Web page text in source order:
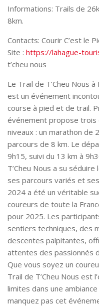
Informations: Trails de
8km.
Contacts: Courir C’est le
Site : https://lahague-
t’cheu nous
Le Trail de T’Cheu Nous
est un événement
course à pied et de trail.
événement propose trois
niveaux : un marathon de
parcours de 8 km. Le
9h15, suivi du 13 km à
T’Cheu Nous a su
ses parcours variés et
2024 a été un véritable
coureurs de toute la
pour 2025. Les
sentiers techniques, des
descentes palpitantes,
attentes des passionnés
Que vous soyez un
Trail de T’Cheu Nous est
limites dans une
manquez pas cet